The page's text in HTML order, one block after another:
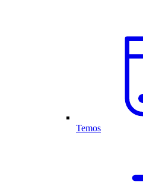
Temos